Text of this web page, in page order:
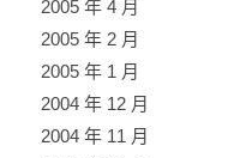
2005 年 4 月
2005 年 2 月
2005 年 1 月
2004 年 12 月
2004 年 11 月